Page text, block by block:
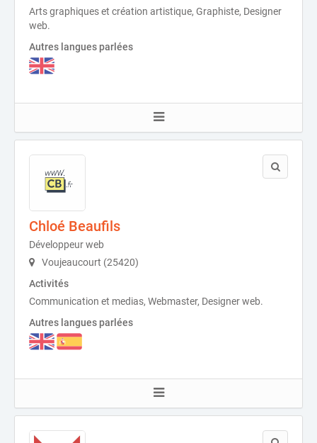
Arts graphiques et création artistique, Graphiste, Designer
web.
Autres langues parlées
Chloé Beaufils
Développeur web
Voujeaucourt (25420)
Activités
Communication et medias, Webmaster, Designer web.
Autres langues parlées